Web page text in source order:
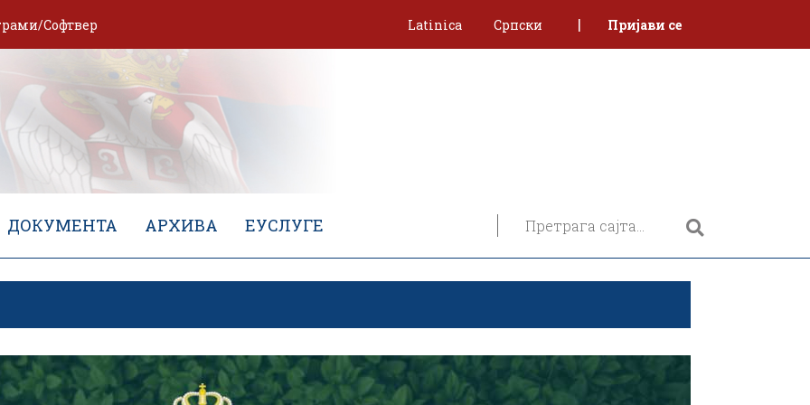
Софтвер Latinica Српски | Пријави се
ДОКУМЕНТА АРХИВА ЕУСЛУГЕ